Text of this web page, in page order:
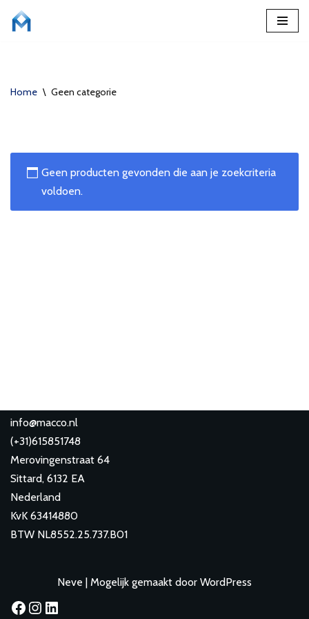
inhoud
Home \ Geen categorie
Geen producten gevonden die aan je zoekcriteria
voldoen.
info@macco.nl
(+31)615851748
Merovingenstraat 64
Sittard, 6132 EA
Nederland
KvK 63414880
BTW NL8552.25.737.B01
Neve | Mogelijk gemaakt door WordPress